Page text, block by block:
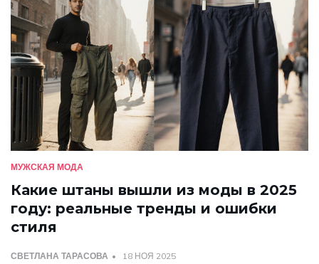
МУЖСКАЯ МОДА
Какие штаны вышли из моды в 2025
году: реальные тренды и ошибки
стиля
СВЕТЛАНА ТАРАСОВА 18 НОЯ 2025